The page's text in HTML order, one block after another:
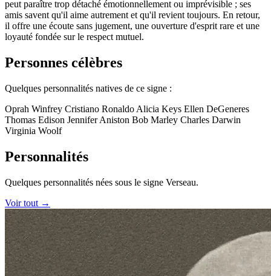
peut paraître trop détaché émotionnellement ou imprévisible ; ses
amis savent qu'il aime autrement et qu'il revient toujours. En retour,
il offre une écoute sans jugement, une ouverture d'esprit rare et une
loyauté fondée sur le respect mutuel.
Personnes célèbres
Quelques personnalités natives de ce signe :
Oprah Winfrey Cristiano Ronaldo Alicia Keys Ellen DeGeneres
Thomas Edison Jennifer Aniston Bob Marley Charles Darwin
Virginia Woolf
Personnalités
Quelques personnalités nées sous le signe Verseau.
Voir tout →